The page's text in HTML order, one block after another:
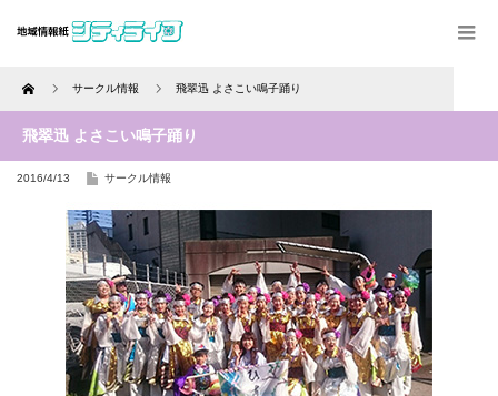
Home サークル情報 飛翠迅 よさこい鳴子踊り
飛翠迅 よさこい鳴子踊り
2016/4/13 サークル情報